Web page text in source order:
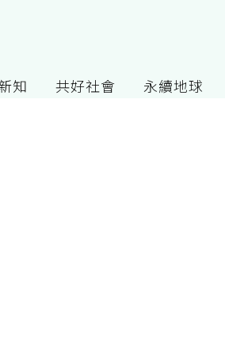
知 共好社會 永續地球